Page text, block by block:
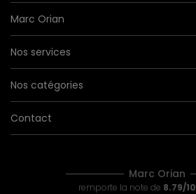
Marc Orian
Nos services
Nos catégories
Contact
Marc Orian
remporte la note de 8.79/10